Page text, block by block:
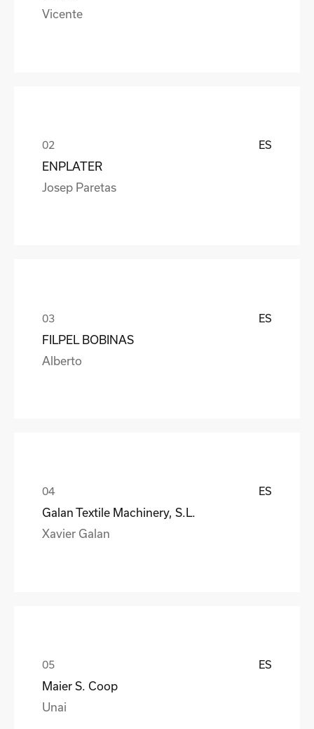
Vicente
ES
ENPLATER
Josep Paretas
ES
FILPEL BOBINAS
Alberto
ES
Galan Textile Machinery, S.L.
Xavier Galan
ES
Maier S. Coop
Unai